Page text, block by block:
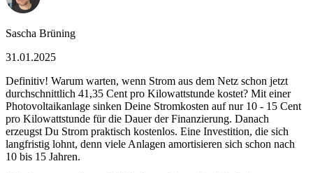
Sascha Brüning
31.01.2025
Definitiv! Warum warten, wenn Strom aus dem Netz schon jetzt
durchschnittlich 41,35 Cent pro Kilowattstunde kostet? Mit einer
Photovoltaikanlage sinken Deine Stromkosten auf nur 10 - 15 Cent
pro Kilowattstunde für die Dauer der Finanzierung. Danach
erzeugst Du Strom praktisch kostenlos. Eine Investition, die sich
langfristig lohnt, denn viele Anlagen amortisieren sich schon nach
10 bis 15 Jahren.